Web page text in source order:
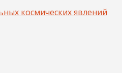
космических явлений